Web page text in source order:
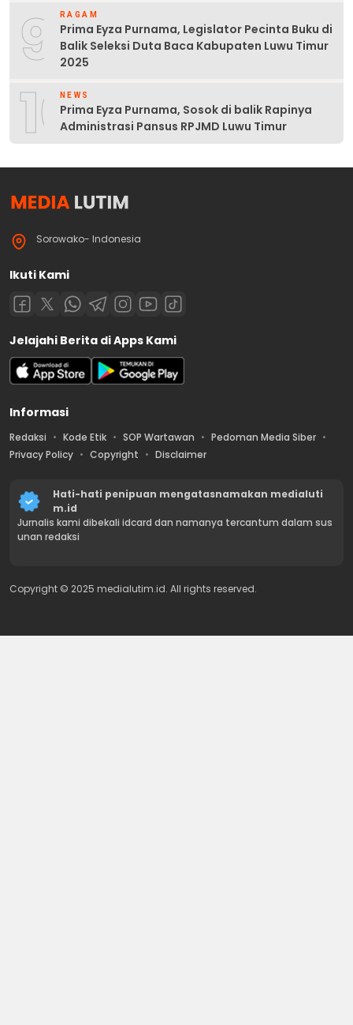
9 RAGAM
Prima Eyza Purnama, Legislator Pecinta Buku di
Balik Seleksi Duta Baca Kabupaten Luwu Timur
2025
10NEWS
Prima Eyza Purnama, Sosok di balik Rapinya
Administrasi Pansus RPJMD Luwu Timur
Sorowako- Indonesia
Ikuti Kami
Jelajahi Berita di Apps Kami
Informasi
Redaksi Kode Etik SOP Wartawan
Pedoman Media Siber
Privacy Policy
Copyright Disclaimer
Hati-hati penipuan mengatasnamakan medialuti
m.id
Jurnalis kami dibekali idcard dan namanya tercantum dalam sus
unan redaksi
Copyright © 2025 medialutim.id. All rights reserved.